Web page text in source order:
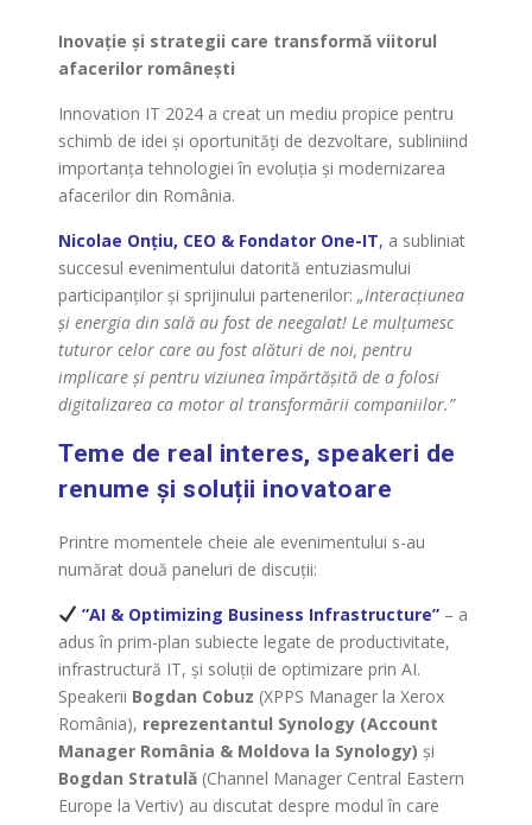
Inovație și strategii care transformă viitorul
afacerilor românești
Innovation IT 2024 a creat un mediu propice pentru
schimb de idei și oportunități de dezvoltare, subliniind
importanța tehnologiei în evoluția și modernizarea
afacerilor din România.
Nicolae Onțiu, CEO & Fondator One-IT, a subliniat
succesul evenimentului datorită entuziasmului
participanților și sprijinului partenerilor: „Interacțiunea
și energia din sală au fost de neegalat! Le mulțumesc
tuturor celor care au fost alături de noi, pentru
implicare și pentru viziunea împărtășită de a folosi
digitalizarea ca motor al transformării companiilor.”
Teme de real interes, speakeri de
renume și soluții inovatoare
Printre momentele cheie ale evenimentului s-au
numărat două paneluri de discuții:
”AI & Optimizing Business Infrastructure” – a
adus în prim-plan subiecte legate de productivitate,
infrastructură IT, și soluții de optimizare prin AI.
Speakerii Bogdan Cobuz (XPPS Manager la Xerox
România), reprezentantul Synology (Account
Manager România & Moldova la Synology) și
Bogdan Stratulă (Channel Manager Central Eastern
Europe la Vertiv) au discutat despre modul în care